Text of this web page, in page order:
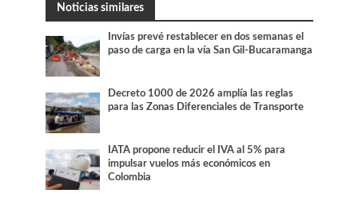
Noticias similares
Invías prevé restablecer en dos semanas el
paso de carga en la vía San Gil-Bucaramanga
Decreto 1000 de 2026 amplía las reglas
para las Zonas Diferenciales de Transporte
IATA propone reducir el IVA al 5% para
impulsar vuelos más económicos en
Colombia